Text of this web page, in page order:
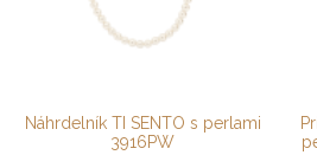
Náhrdelník TI SENTO s perlami
3916PW